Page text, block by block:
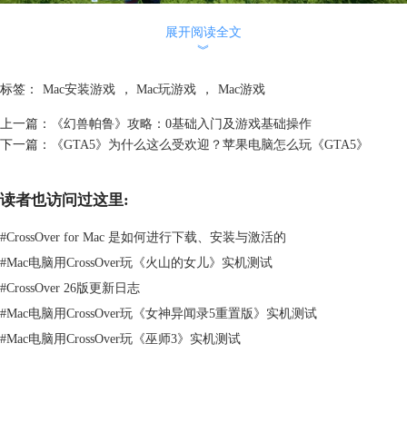
。体力衡量的是你在游戏中进行采集、攀爬、游泳等动作的持
久度。如果你的体力耗尽，那么你将无法进行任何耗费体力的活动，直到
使用体力能让你在关键时刻有足够的能量进行操作。
的能力，而防御力则是你减轻敌人对你造成伤害的能力。然而，游戏中的
很多战斗都交给帕鲁来完成，因此，将点数用在提升攻击力和防御力上可
和负重上限等更实用的属性被忽视。
通过增加这个属性，但在游戏中，帕鲁可以帮助你完成各种工作，从而释
放你的手来专注于其他更重要的事情。因此，我们并不推荐玩家将属性点
投入到提升工作速度上。
般来说，在游戏的早期阶段，提升负重上限可以带来显著的好处，因为你
需要携带大量的物品用于建设和生存。而随着游戏的进行，你会解锁新的
展开阅读全文
︾
标签： Mac安装游戏 ， Mac玩游戏 ， Mac游戏
上一篇：
《幻兽帕鲁》攻略：0基础入门及游戏基础操作
下一篇：
《GTA5》为什么这么受欢迎？苹果电脑怎么玩《GTA5》
读者也访问过这里:
#CrossOver for Mac 是如何进行下载、安装与激活的
#Mac电脑用CrossOver玩《火山的女儿》实机测试
#CrossOver 26版更新日志
#Mac电脑用CrossOver玩《女神异闻录5重置版》实机测试
#Mac电脑用CrossOver玩《巫师3》实机测试